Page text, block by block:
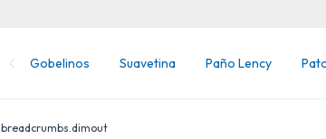
Gobelinos Suavetina Paño Lency
breadcrumbs.dimout